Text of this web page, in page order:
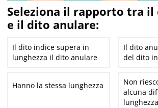
Seleziona il rapporto tra
e il dito anulare:
Il dito indice supera in
lunghezza il dito anulare
Il dito
del dito
Hanno la stessa lunghezza
Non
alcuna
lunghezza